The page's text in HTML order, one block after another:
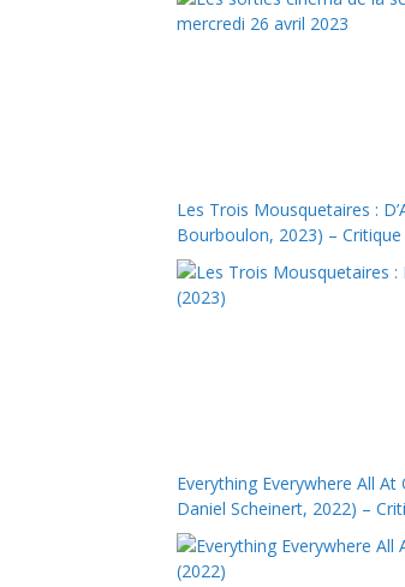
Les Trois Mousquetaires :
Bourboulon, 2023) –
Everything Everywhere All
Daniel Scheinert, 2022) –